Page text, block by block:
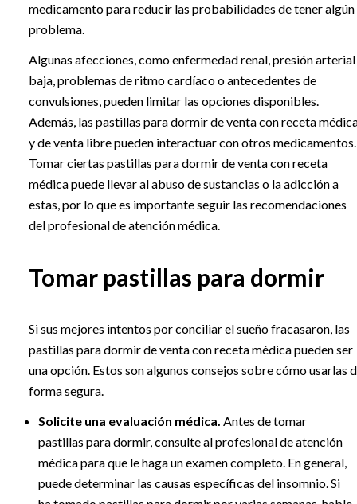
medicamento para reducir las probabilidades de tener algún
problema.
Algunas afecciones, como enfermedad renal, presión arterial
baja, problemas de ritmo cardíaco o antecedentes de
convulsiones, pueden limitar las opciones disponibles.
Además, las pastillas para dormir de venta con receta
y de venta libre pueden interactuar con otros medicamentos.
Tomar ciertas pastillas para dormir de venta con receta
médica puede llevar al abuso de sustancias o la adicción a
estas, por lo que es importante seguir las recomendaciones
del profesional de atención médica.
Tomar pastillas para dormir
Si sus mejores intentos por conciliar el sueño fracasaron, las
pastillas para dormir de venta con receta médica pueden ser
una opción. Estos son algunos consejos sobre cómo usarlas
forma segura.
Solicite una evaluación médica. Antes de tomar
pastillas para dormir, consulte al profesional de atención
médica para que le haga un examen completo. En general,
puede determinar las causas específicas del insomnio. Si